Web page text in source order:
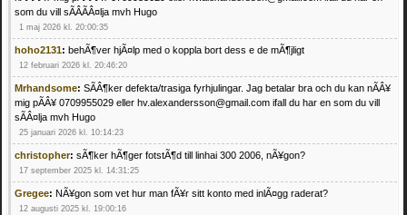
som du vill sÃÂÃÂ¤lja mvh Hugo
1 maj 2026 kl. 20:00:35
hoho2131: behÃ¶ver hjÃ¤lp med o koppla bort dess e de mÃ¶jligt
12 februari 2026 kl. 20:46:20
Mrhandsome: SÃÂ¶ker defekta/trasiga fyrhjulingar. Jag betalar bra och du kan nÃÂ¥
mig pÃÂ¥ 0709955029 eller hv.alexandersson@gmail.com ifall du har en som du vill
sÃÂ¤lja mvh Hugo
25 januari 2026 kl. 10:14:23
christopher: sÃ¶ker hÃ¶ger fotstÃ¶d till linhai 300 2006, nÃ¥gon?
17 september 2025 kl. 14:31:25
Gregee: NÃ¥gon som vet hur man fÃ¥r sitt konto med inlÃ¤gg raderat?
12 augusti 2025 kl. 19:00:16